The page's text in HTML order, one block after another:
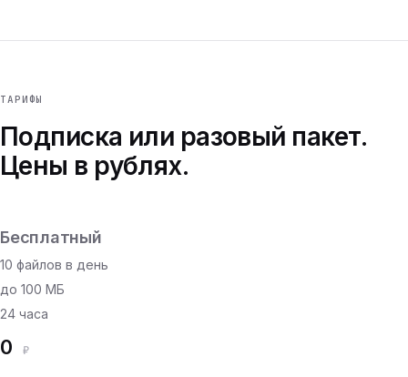
ТАРИФЫ
Подписка или разовый пакет.
Цены в рублях.
Бесплатный
10 файлов в день
до 100 МБ
24 часа
0 ₽